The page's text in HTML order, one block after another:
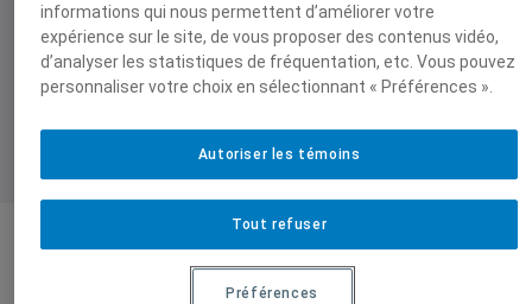
informations qui nous permettent d’améliorer votre
expérience sur le site, de vous proposer des contenus vidéo,
d’analyser les statistiques de fréquentation, etc. Vous pouvez
personnaliser votre choix en sélectionnant « Préférences ».
Tout refuser
Autoriser les témoins
Préférences